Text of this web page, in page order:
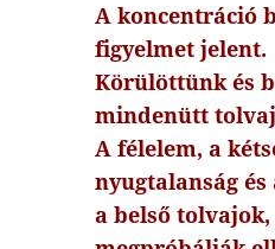
A koncentráció
figyelmet jelent.
Körülöttünk és
mindenütt
A félelem, a
nyugtalanság
a belső